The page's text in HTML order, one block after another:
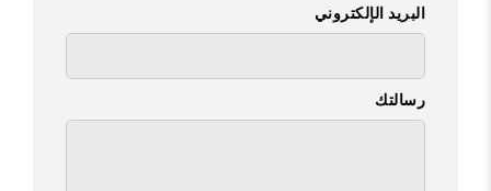
البريد الإلكتروني
رسالتك